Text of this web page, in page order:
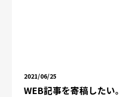
2021/06/25
WEB記事を寄稿したい。